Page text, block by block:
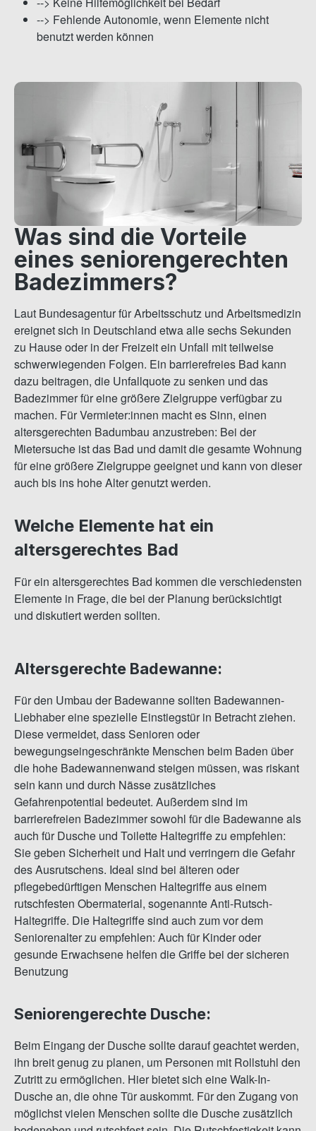
--> Fehlende Autonomie, wenn Elemente nicht
benutzt werden können
Was sind die Vorteile
eines seniorengerechten
Badezimmers?
Laut Bundesagentur für Arbeitsschutz und Arbeitsmedizin
ereignet sich in Deutschland etwa alle sechs Sekunden
zu Hause oder in der Freizeit ein Unfall mit teilweise
schwerwiegenden Folgen. Ein barrierefreies Bad kann
dazu beitragen, die Unfallquote zu senken und das
Badezimmer für eine größere Zielgruppe verfügbar zu
machen. Für Vermieter:innen macht es Sinn, einen
altersgerechten Badumbau anzustreben: Bei der
Mietersuche ist das Bad und damit die gesamte Wohnung
für eine größere Zielgruppe geeignet und kann von dieser
auch bis ins hohe Alter genutzt werden.
Welche Elemente hat ein
altersgerechtes Bad
Für ein altersgerechtes Bad kommen die verschiedensten
Elemente in Frage, die bei der Planung berücksichtigt
und diskutiert werden sollten.
Altersgerechte Badewanne:
Für den Umbau der Badewanne sollten Badewannen-
Liebhaber eine spezielle Einstiegstür in Betracht ziehen.
Diese vermeidet, dass Senioren oder
bewegungseingeschränkte Menschen beim Baden über
die hohe Badewannenwand steigen müssen, was riskant
sein kann und durch Nässe zusätzliches
Gefahrenpotential bedeutet. Außerdem sind im
barrierefreien Badezimmer sowohl für die Badewanne als
auch für Dusche und Toilette Haltegriffe zu empfehlen:
Sie geben Sicherheit und Halt und verringern die Gefahr
des Ausrutschens. Ideal sind bei älteren oder
pflegebedürftigen Menschen Haltegriffe aus einem
rutschfesten Obermaterial, sogenannte Anti-Rutsch-
Haltegriffe. Die Haltegriffe sind auch zum vor dem
Seniorenalter zu empfehlen: Auch für Kinder oder
gesunde Erwachsene helfen die Griffe bei der sicheren
Benutzung
Seniorengerechte Dusche:
Beim Eingang der Dusche sollte darauf geachtet werden,
ihn breit genug zu planen, um Personen mit Rollstuhl den
Zutritt zu ermöglichen. Hier bietet sich eine Walk-In-
Dusche an, die ohne Tür auskommt. Für den Zugang von
möglichst vielen Menschen sollte die Dusche zusätzlich